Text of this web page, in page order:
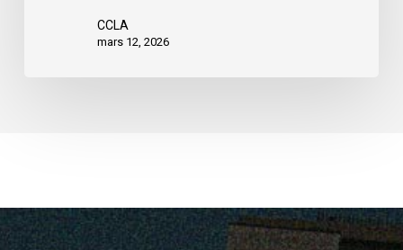
CCLA
mars 12, 2026